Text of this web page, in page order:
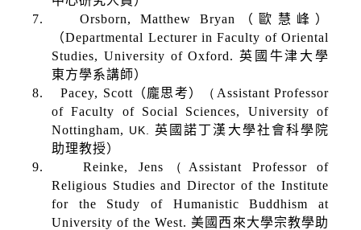
7.
Orsborn, Matthew Bryan
（歐慧峰）
（Departmental Lecturer in Faculty of Oriental
Studies, University of Oxford.英國牛津大學
東方學系講師）
8.
Pacey, Scott （龐思考） （ Assistant Professor
of Faculty of Social Sciences, University of
Nottingham, UK.英國諾丁漢大學社會科學院
助理教授）
9.
Reinke, Jens （ Assistant Professor of
Religious Studies and Director of the Institute
for the Study of Humanistic Buddhism at
University of the West.美國西來大學宗教學助